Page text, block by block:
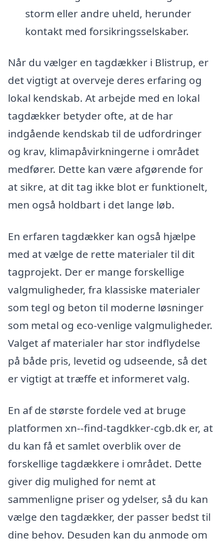
storm eller andre uheld, herunder
kontakt med forsikringsselskaber.
Når du vælger en tagdækker i Blistrup, er
det vigtigt at overveje deres erfaring og
lokal kendskab. At arbejde med en lokal
tagdækker betyder ofte, at de har
indgående kendskab til de udfordringer
og krav, klimapåvirkningerne i området
medfører. Dette kan være afgørende for
at sikre, at dit tag ikke blot er funktionelt,
men også holdbart i det lange løb.
En erfaren tagdækker kan også hjælpe
med at vælge de rette materialer til dit
tagprojekt. Der er mange forskellige
valgmuligheder, fra klassiske materialer
som tegl og beton til moderne løsninger
som metal og eco-venlige valgmuligheder.
Valget af materialer har stor indflydelse
på både pris, levetid og udseende, så det
er vigtigt at træffe et informeret valg.
En af de største fordele ved at bruge
platformen xn--find-tagdkker-cgb.dk er, at
du kan få et samlet overblik over de
forskellige tagdækkere i området. Dette
giver dig mulighed for nemt at
sammenligne priser og ydelser, så du kan
vælge den tagdækker, der passer bedst til
dine behov. Desuden kan du anmode om